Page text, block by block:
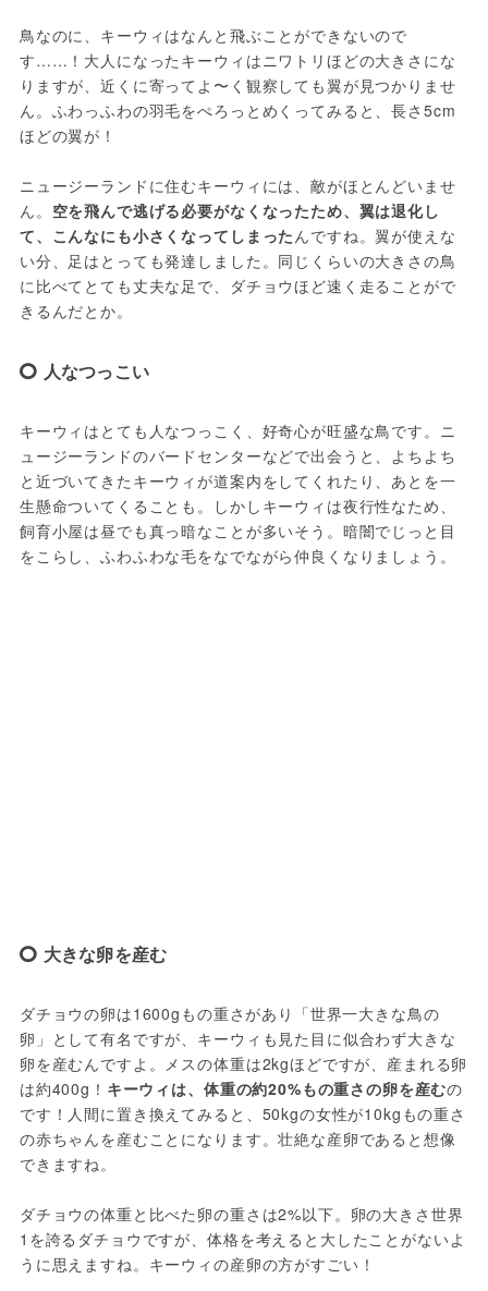
鳥なのに、キーウィはなんと飛ぶことができないので
す……！大人になったキーウィはニワトリほどの大きさにな
りますが、近くに寄ってよ〜く観察しても翼が見つかりませ
ん。ふわっふわの羽毛をぺろっとめくってみると、長さ5cm
ほどの翼が！
ニュージーランドに住むキーウィには、敵がほとんどいませ
ん。 空を飛んで逃げる必要がなくなったため、翼は退化し
て、こんなにも小さくなってしまったんですね。翼が使えな
い分、足はとっても発達しました。同じくらいの大きさの鳥
に比べてとても丈夫な足で、ダチョウほど速く走ることがで
きるんだとか。
人なつっこい
キーウィはとても人なつっこく、好奇心が旺盛な鳥です。ニ
ュージーランドのバードセンターなどで出会うと、よちよち
と近づいてきたキーウィが道案内をしてくれたり、あとを一
生懸命ついてくることも。しかしキーウィは夜行性なため、
飼育小屋は昼でも真っ暗なことが多いそう。暗闇でじっと目
をこらし、ふわふわな毛をなでながら仲良くなりましょう。
大きな卵を産む
ダチョウの卵は1600gもの重さがあり「世界一大きな鳥の
卵」として有名ですが、キーウィも見た目に似合わず大きな
卵を産むんですよ。メスの体重は2kgほどですが、産まれる卵
は約400g！ キーウィは、体重の約20%もの重さの卵を産むの
です！人間に置き換えてみると、50kgの女性が10kgもの重さ
の赤ちゃんを産むことになります。壮絶な産卵であると想像
できますね。
ダチョウの体重と比べた卵の重さは2%以下。卵の大きさ世界
1を誇るダチョウですが、体格を考えると大したことがないよ
うに思えますね。キーウィの産卵の方がすごい！